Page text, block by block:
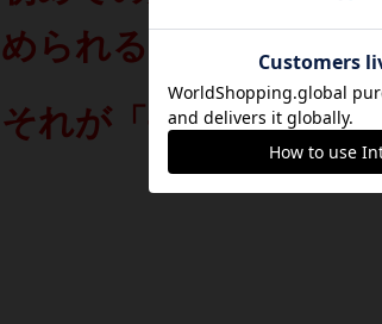
められる
それが「平日重ゲー会